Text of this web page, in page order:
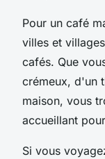
Pour un café
villes et
cafés. Que
crémeux, d'un
maison, vous
accueillant
Si vous